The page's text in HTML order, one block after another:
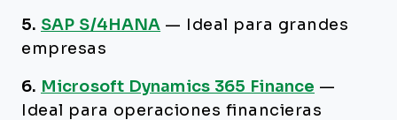
5. SAP S/4HANA —
Ideal para grandes
empresas
6. Microsoft Dynamics 365 Finance —
Ideal para operaciones financieras